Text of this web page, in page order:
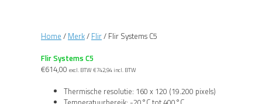
Home / Merk/ Flir/ Flir Systems C5
Flir Systems C5
€614,00 excl. BTW €742,94 incl. BTW
Thermische resolutie: 160 x 120 (19.200 pixels)